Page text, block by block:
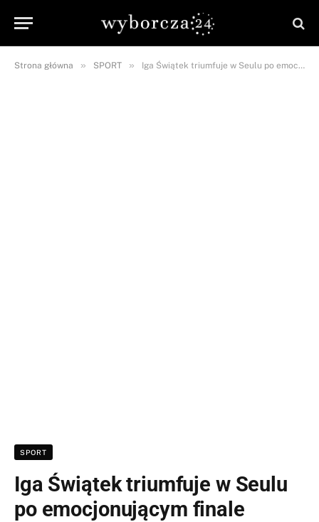
Strona główna » SPORT » Iga Świątek triumfuje w Seulu po emocjonującym finale
SPORT
Iga Świątek triumfuje w Seulu
po emocjonującym finale